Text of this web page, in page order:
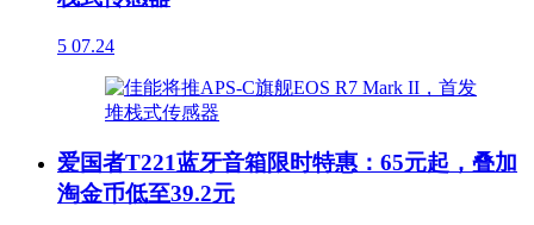
5 07.24
爱国者T221蓝牙音箱限时特惠：65元起，叠加
淘金币低至39.2元